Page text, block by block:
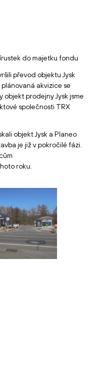
do majetku fondu
převod objektu Jysk
akvizice se
prodejny Jysk jsme
společnosti TRX
objekt Jysk a Planeo
je již v pokročilé fázi.
roku.